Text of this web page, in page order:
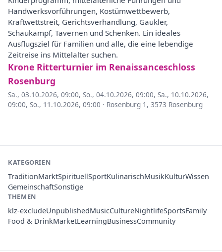
Handwerksvorführungen, Kostümwettbewerb,
Kraftwettstreit, Gerichtsverhandlung, Gaukler,
Schaukampf, Tavernen und Schenken. Ein ideales
Ausflugsziel für Familien und alle, die eine lebendige
Zeitreise ins Mittelalter suchen.
Krone Ritterturnier im Renaissanceschloss
Rosenburg
Sa., 03.10.2026, 09:00, So., 04.10.2026, 09:00, Sa., 10.10.2026,
09:00, So., 11.10.2026, 09:00 · Rosenburg 1, 3573 Rosenburg
KATEGORIEN
TraditionMarktSpirituellSportKulinarischMusikKulturWissen
GemeinschaftSonstige
THEMEN
klz-excludeUnpublishedMusicCultureNightlifeSportsFamily
Food & DrinkMarketLearningBusinessCommunity